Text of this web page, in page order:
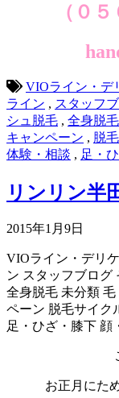
（０
VIOライン・デ
ライン , スタッフ
シュ脱毛 , 全身脱毛
キャンペーン , 脱
体験・相談 , 足・
リンリン半
2015年1月9日
VIOライン・デリ
ン スタッフブログ
全身脱毛 未分類 毛
ペーン 脱毛サイク
足・ひざ・膝下 顔
お正月にた